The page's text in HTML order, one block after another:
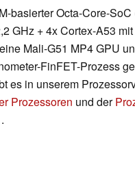
basierter Octa-Core-
GHz + 4x Cortex-A53
Mali-G51 MP4 GPU
FinFET-Prozess
es in unserem
Prozessoren und der
.